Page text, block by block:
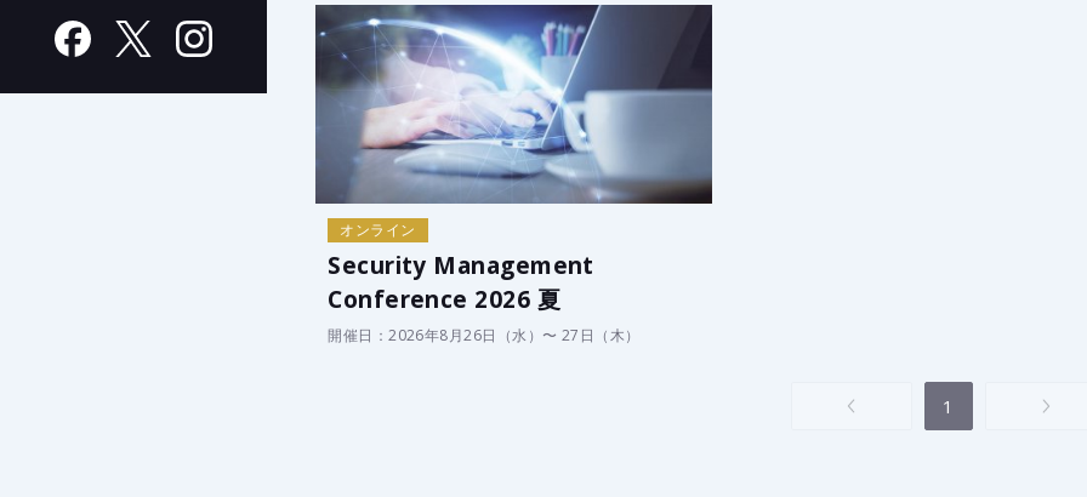
オンライン
Security Management
Conference 2026 夏
開催日：2026年8月26日（水）〜 27日（木）
1